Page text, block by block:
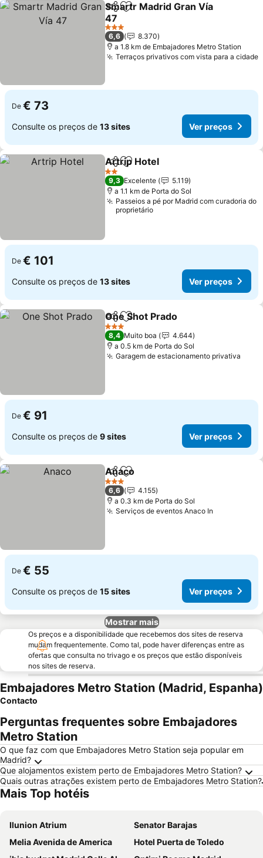
PartilharAdicionar aos favoritos
Smartr Madrid Gran Vía
47
Ver preços
3 Estrelas
6,6
8.370
a 1.8 km de Embajadores Metro Station
Terraços privativos com vista para a cidade
De € 73
Consulte os preços de 13 sites Ver preços
PartilharAdicionar aos favoritos
Artrip Hotel
2 Estrelas
9,3 Excelente
5.119
a 1.1 km de Porta do Sol
Passeios a pé por Madrid com curadoria do
proprietário
De € 101
Consulte os preços de 13 sites Ver preços
PartilharAdicionar aos favoritos
One Shot Prado
3 Estrelas
8,4 Muito boa
4.644
a 0.5 km de Porta do Sol
Garagem de estacionamento privativa
De € 91
Consulte os preços de 9 sites Ver preços
PartilharAdicionar aos favoritos
Anaco
3 Estrelas
6,6
4.155
a 0.3 km de Porta do Sol
Serviços de eventos Anaco In
De € 55
Consulte os preços de 15 sites Ver preços
Mostrar mais
Os preços e a disponibilidade que recebemos dos sites de reserva
mudam frequentemente. Como tal, pode haver diferenças entre as
ofertas que consulta no trivago e os preços que estão disponíveis
nos sites de reserva.
Embajadores Metro Station (Madrid, Espanha)
Contacto
Perguntas frequentes sobre Embajadores
Metro Station
O que faz com que Embajadores Metro Station seja popular em
Madrid?
Que alojamentos existem perto de Embajadores Metro Station?
Quais outras atrações existem perto de Embajadores Metro Station?
Mais Top hotéis
Ilunion Atrium
Senator Barajas
Melia Avenida de America
Hotel Puerta de Toledo